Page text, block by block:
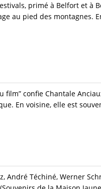
primé à Belfort et à
au pied des montagnes.
film” confie Chantale
En voisine, elle est
André Téchiné, Werner